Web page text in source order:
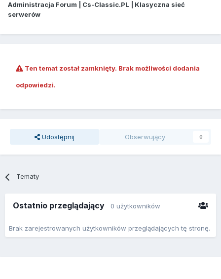
Administracja Forum | Cs-Classic.PL | Klasyczna sieć
serwerów
Ten temat został zamknięty. Brak możliwości dodania
odpowiedzi.
Udostępnij Obserwujący 0
Tematy
Ostatnio przeglądający 0 użytkowników
Brak zarejestrowanych użytkowników przeglądających tę stronę.